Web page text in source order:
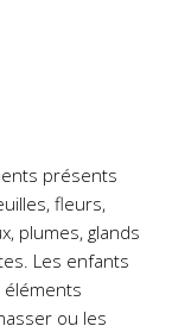
présents
fleurs,
plumes, glands
Les enfants
ou les